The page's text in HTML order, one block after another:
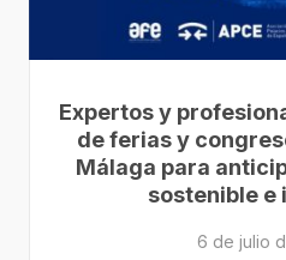
Expertos y
de ferias y
Málaga para
sostenible e
6 de julio